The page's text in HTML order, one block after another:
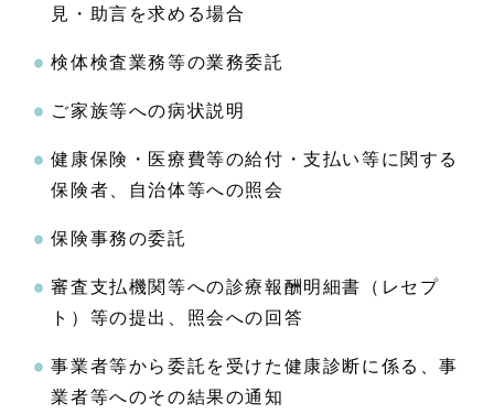
見・助言を求める場合
検体検査業務等の業務委託
ご家族等への病状説明
健康保険・医療費等の給付・支払い等に関する
保険者、自治体等への照会
保険事務の委託
審査支払機関等への診療報酬明細書（レセプ
ト）等の提出、照会への回答
事業者等から委託を受けた健康診断に係る、事
業者等へのその結果の通知